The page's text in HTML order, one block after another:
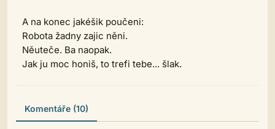
A na konec jakéšik poučeni:
Robota žadny zajic něni.
Něuteče. Ba naopak.
Jak ju moc honiš, to trefi tebe... šlak.
Komentáře (10)